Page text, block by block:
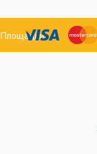
Площадки